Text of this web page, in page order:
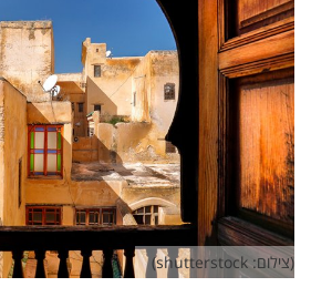
(צילום: shutterstock)